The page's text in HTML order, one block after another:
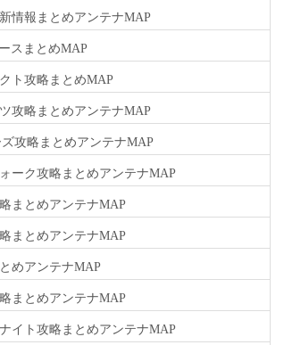
情報まとめアンテナMAP
スまとめMAP
ト攻略まとめMAP
攻略まとめアンテナMAP
攻略まとめアンテナMAP
ーク攻略まとめアンテナMAP
まとめアンテナMAP
まとめアンテナMAP
めアンテナMAP
まとめアンテナMAP
イト攻略まとめアンテナMAP